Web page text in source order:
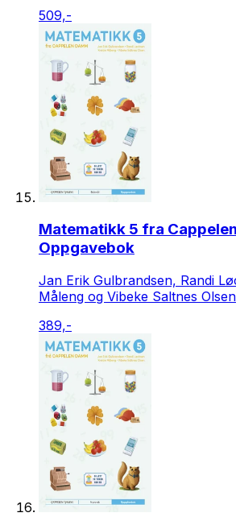
509,-
Matematikk 5 fra
Oppgavebok
Jan Erik Gulbrandsen, Randi
Måleng og Vibeke Saltnes Olsen
389,-